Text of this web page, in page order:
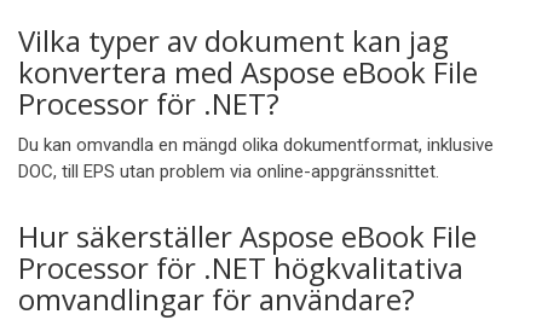
Vilka typer av dokument kan jag
konvertera med Aspose eBook File
Processor för .NET?
Du kan omvandla en mängd olika dokumentformat, inklusive
DOC, till EPS utan problem via online-appgränssnittet.
Hur säkerställer Aspose eBook File
Processor för .NET högkvalitativa
omvandlingar för användare?